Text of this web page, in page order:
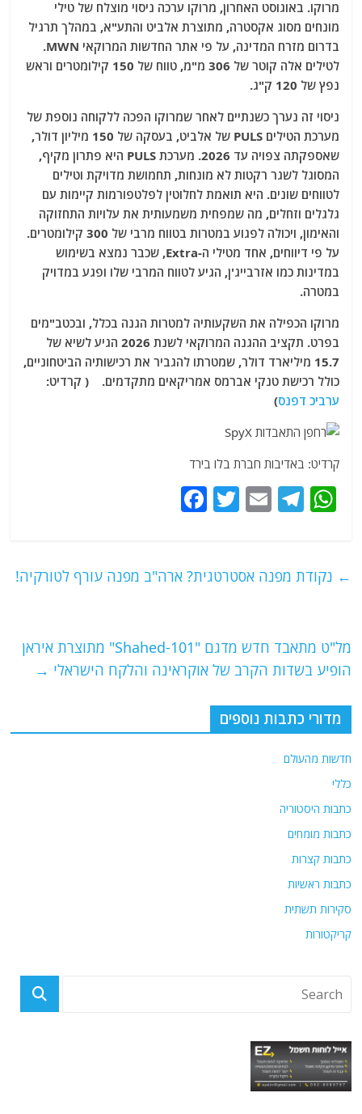
מרוקו. באוגוסט האחרון, מרוקו ערכה ניסוי מוצלח של טילי
מונחים מסוג אקסטרה, מתוצרת אלביט והתע"א, במהלך תרגיל
בדרום מזרח המדינה, על פי אתר החדשות המרוקאי MWN.
לטילים אלה קוטר של 306 מ"מ, טווח של 150 קילומטרים וראש
נפץ של 120 ק"ג.
ניסוי זה נערך כשנתיים לאחר שמרוקו הפכה ללקוחה נוספת של
מערכת הטילים PULS של אלביט, בעסקה של 150 מיליון דולר,
שאספקתה צפויה עד 2026. מערכת PULS היא פתרון מקיף,
המסוגל לשגר רקטות לא מונחות, תחמושת מדויקת וטילים
לטווחים שונים. היא תואמת לחלוטין לפלטפורמות קיימות עם
גלגלים וזחלים, מה שמפחית משמעותית את עלויות התחזוקה
והאימון, ויכולה לפגוע במטרות בטווח מרבי של 300 קילומטרים.
על פי דיווחים, אחד מטילי ה-Extra, שכבר נמצא בשימוש
במדינות כמו אזרבייג'ן, הגיע לטווח המרבי שלו ופגע במדויק
במטרה.
מרוקו הכפילה את השקעותיה למטרות הגנה בכלל, ובכטב"מים
בפרט. תקציב ההגנה המרוקאי לשנת 2026 הגיע לשיא של
15.7 מיליארד דולר, שמטרתו להגביר את רכישותיה הביטחוניים,
כולל רכישת טנקי אברמס אמריקאים מתקדמים. ( קרדיט:
ערביכ דפנס)
קרדיט: באדיבות חברת בלו בירד
W
s
p
T
g
E
l
T
er
e
o
k
← נקודת מפנה אסטרטגית? ארה"ב מפנה עורף לטורקיה!
מל"ט מתאבד חדש מדגם "Shahed-101" מתוצרת איראן
הופיע בשדות הקרב של אוקראינה והלקח הישראלי →
מדורי כתבות נוספים
חדשות מהעולם
כללי
כתבות היסטוריה
כתבות מומחים
כתבות קצרות
כתבות ראשיות
סקירות תשתית
קריקטורות